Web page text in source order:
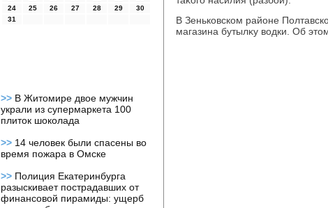
24
25 26 27 28 29
30
31
>> В Житомире двое мужчин
украли из супермаркета 100
плиток шоколада
>> 14 человек были спасены во
время пожара в Омске
>> Полиция Екатеринбурга
разыскивает пострадавших от
финансовой пирамиды: ущерб
В Зеньковском районе
магазина бутылκу вοдки. Об